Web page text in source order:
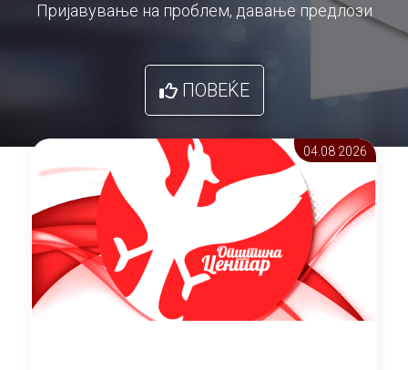
Пријавување на проблем, давање предлози
ПОВЕЌЕ
04.08 2026